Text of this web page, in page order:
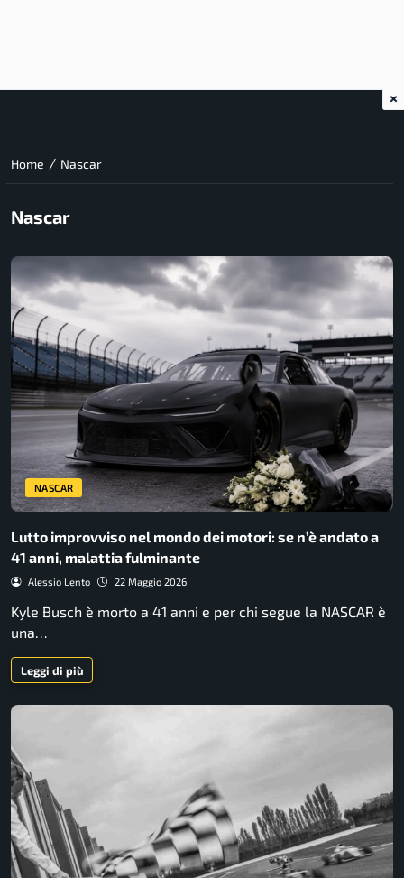
Home / Nascar
Nascar
NASCAR
Lutto improvviso nel mondo dei motori: se n’è andato a
41 anni, malattia fulminante
Alessio Lento 22 Maggio 2026
Kyle Busch è morto a 41 anni e per chi segue la NASCAR è
una…
Leggi di più
×